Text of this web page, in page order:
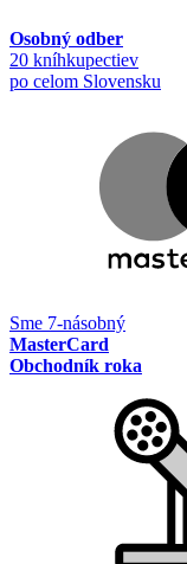
Osobný odber
20 kníhkupectiev
po celom Slovensku
Sme 7-násobný
MasterCard
Obchodník roka